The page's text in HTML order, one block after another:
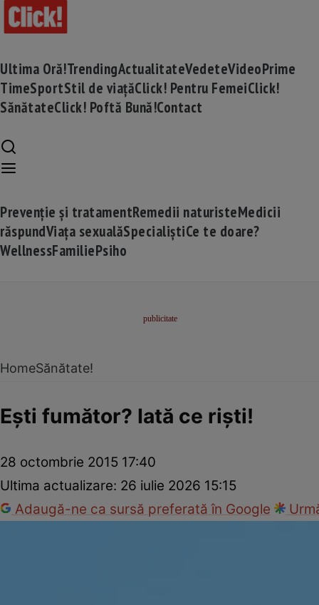
Ultima Oră!TrendingActualitateVedeteVideoPrime
TimeSportStil de viațăClick! Pentru FemeiClick!
SănătateClick! Poftă Bună!Contact
Prevenție și tratamentRemedii naturisteMedicii
răspundViața sexualăSpecialiștiCe te doare?
WellnessFamiliePsiho
HomeSănătate!
Eşti fumător? Iată ce rişti!
28 octombrie 2015 17:40
Ultima actualizare: 26 iulie 2026 15:15
Adaugă-ne ca sursă preferată în Google